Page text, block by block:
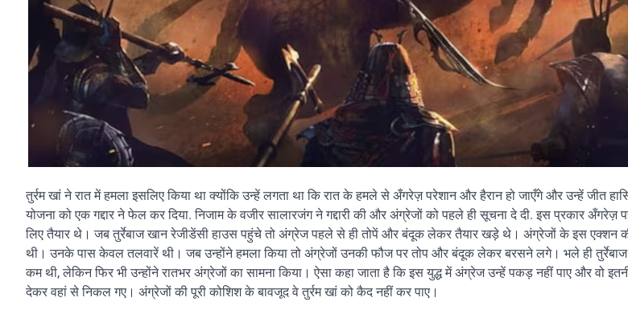
तुर्रम खां ने रात में हमला इसलिए किया था क्योंकि उन्हें लगता था कि रात के हमले से अँगरेज़ परेशान और हैरान हो जाएँगे और उन्हें जीत
योजना को एक गद्दार ने फेल कर दिया. निजाम के वजीर सालारजंग ने गद्दारी की और अंग्रेजों को पहले ही सूचना दे दी. इस प्रकार
लिए तैयार थे। जब तुर्रेबाज खान रेजीडेंसी हाउस पहुंचे तो अंग्रेज पहले से ही तोपें और बंदूक लेकर तैयार खड़े थे। अंग्रेजों के इस एक्शन
थी। उनके पास केवल तलवारें थी। जब उन्होंने हमला किया तो अंग्रेजों उनकी फौज पर तोप और बंदूक लेकर बरसने लगे। भले ही
कम थी, लेकिन फिर भी उन्होंने रातभर अंग्रेजों का सामना किया। ऐसा कहा जाता है कि इस युद्ध में अंग्रेज उन्हें पकड़ नहीं पाए और वो
देकर वहां से निकल गए। अंग्रेजों की पूरी कोशिश के बावजूद वे तुर्रम खां को कैद नहीं कर पाए।